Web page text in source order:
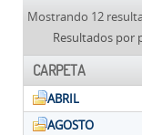
Mostrando 12
Resultados por
CARPETA
ABRIL
AGOSTO